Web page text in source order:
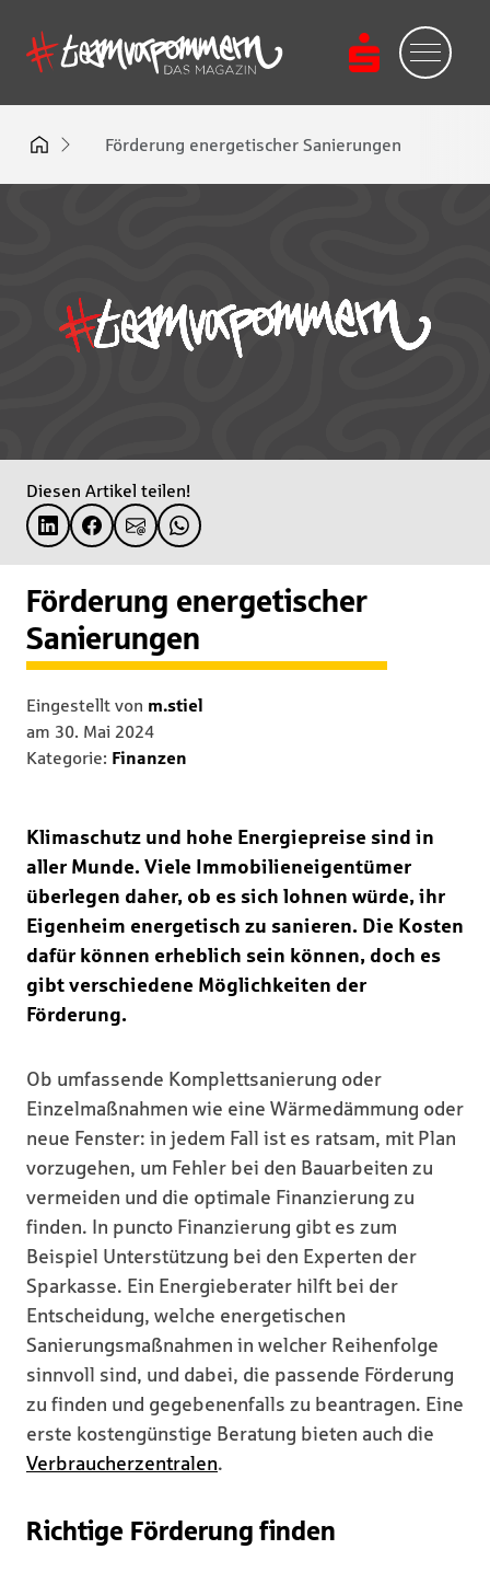
Förderung energetischer Sanierungen
Diesen Artikel teilen!
Förderung energetischer
Sanierungen
Eingestellt von m.stiel
am 30. Mai 2024
Kategorie: Finanzen
Klimaschutz und hohe Energiepreise sind in
aller Munde. Viele Immobilieneigentümer
überlegen daher, ob es sich lohnen würde, ihr
Eigenheim energetisch zu sanieren. Die Kosten
dafür können erheblich sein können, doch es
gibt verschiedene Möglichkeiten der
Förderung.
Ob umfassende Komplettsanierung oder
Einzelmaßnahmen wie eine Wärmedämmung oder
neue Fenster: in jedem Fall ist es ratsam, mit Plan
vorzugehen, um Fehler bei den Bauarbeiten zu
vermeiden und die optimale Finanzierung zu
finden. In puncto Finanzierung gibt es zum
Beispiel Unterstützung bei den Experten der
Sparkasse. Ein Energieberater hilft bei der
Entscheidung, welche energetischen
Sanierungsmaßnahmen in welcher Reihenfolge
sinnvoll sind, und dabei, die passende Förderung
zu finden und gegebenenfalls zu beantragen. Eine
erste kostengünstige Beratung bieten auch die
Verbraucherzentralen.
Richtige Förderung finden